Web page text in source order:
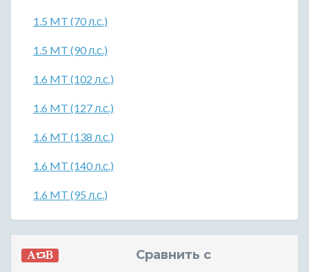
1.5 MT (70 л.с.)
1.5 MT (90 л.с.)
1.6 MT (102 л.с.)
1.6 MT (127 л.с.)
1.6 MT (138 л.с.)
1.6 MT (140 л.с.)
1.6 MT (95 л.с.)
Сравнить с